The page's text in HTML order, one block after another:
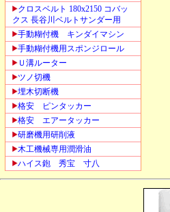
クロスベルト 180x2150 コバッ
クス 長谷川ベルトサンダー用
手動糊付機 キンダイマシン
手動糊付機用スポンジロール
Ｕ溝ルーター
ツノ切機
埋木切断機
格安 ピンタッカー
格安 エアータッカー
研磨機用研削液
木工機械専用潤滑油
ハイス鉋 秀宝 寸八